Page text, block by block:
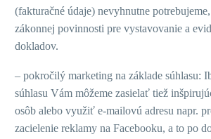
(fakturačné údaje) nevyhnutne
zákonnej povinnosti pre vystavovanie a
dokladov.
– pokročilý marketing na základe súhlasu:
súhlasu Vám môžeme zasielať tiež
osôb alebo využiť e-mailovú adresu napr.
zacielenie reklamy na Facebooku, a to po